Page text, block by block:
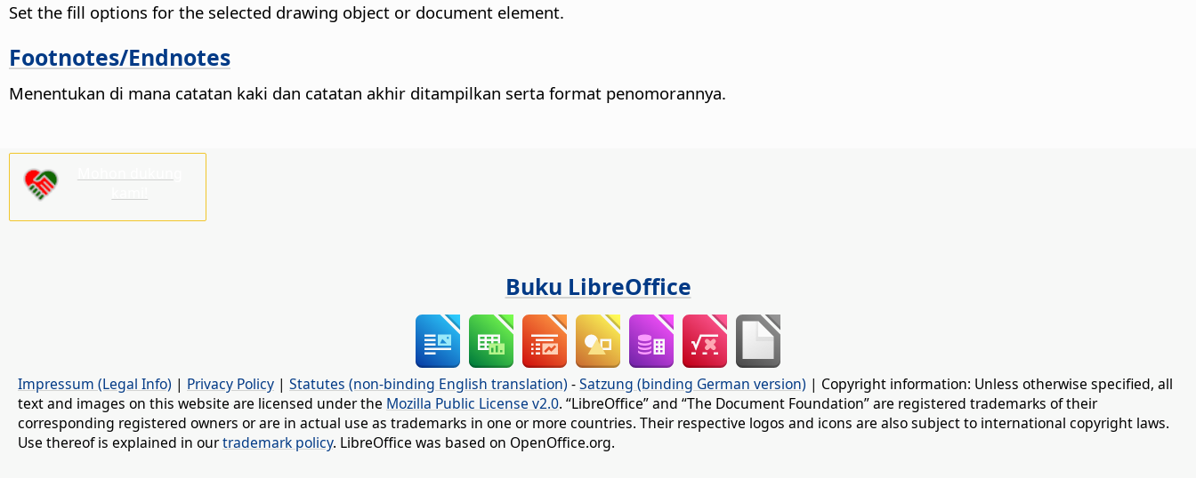
Set the fill options for the selected drawing object or document element.
Footnotes/Endnotes
Menentukan di mana catatan kaki dan catatan akhir ditampilkan serta format penomorannya.
Buku LibreOffice
Impressum (Legal Info) | Privacy Policy | Statutes (non-binding English translation) -Satzung (binding German version) | Copyright information: Unless otherwise specified, all
text and images on this website are licensed under the Mozilla Public License v2.0. “LibreOffice” and “The Document Foundation” are registered trademarks of their
corresponding registered owners or are in actual use as trademarks in one or more countries. Their respective logos and icons are also subject to international copyright laws.
Use thereof is explained in ourtrademark policy. LibreOffice was based on OpenOffice.org.